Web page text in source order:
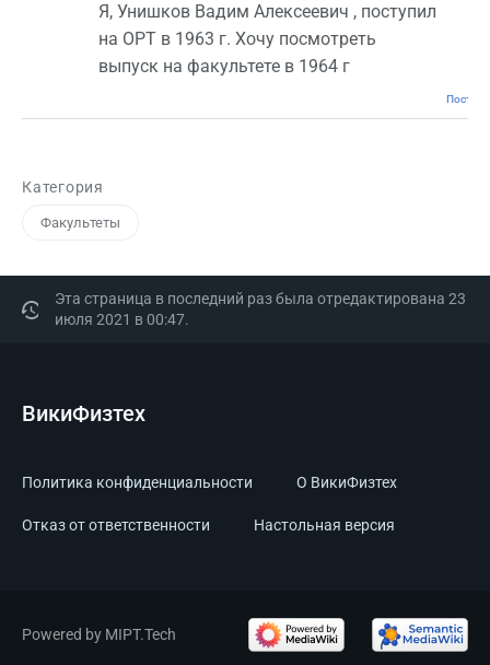
Я, Унишков Вадим Алексеевич , поступил
на ОРТ в 1963 г. Хочу посмотреть
выпуск на факультете в 1964 г
Категория
Факультеты
Эта страница в последний раз была отредактирована 23
июля 2021 в 00:47.
ВикиФизтех
Политика конфиденциальности О ВикиФизтех
Отказ от ответственности Настольная версия
Powered by MIPT.Tech